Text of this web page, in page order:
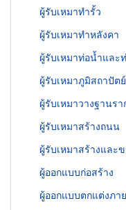
ผู้รับเหมาทำรั้ว
ผู้รับเหมาทำหลังคา
ผู้รับเหมาท่อน้ำและ
ผู้รับเหมาภูมิสถาปัตย์
ผู้รับเหมาวางฐานรา
ผู้รับเหมาสร้างถนน
ผู้รับเหมาสร้างและ
ผู้ออกแบบก่อสร้าง
ผู้ออกแบบตกแต่งภา